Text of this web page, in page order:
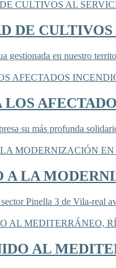
DE
gestionada en nuestro
LOS
su más profunda
A LA
Pinella 3 de Vila-real
AL